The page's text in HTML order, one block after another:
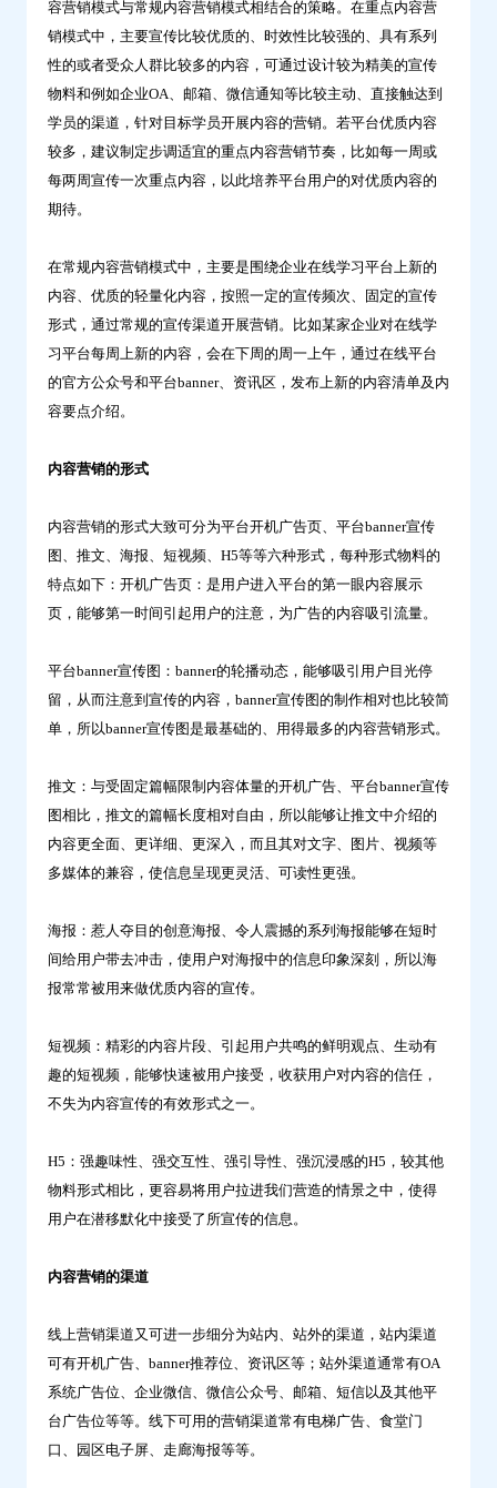
容营销模式与常规内容营销模式相结合的策略。在重点内容营
销模式中，主要宣传比较优质的、时效性比较强的、具有系列
性的或者受众人群比较多的内容，可通过设计较为精美的宣传
物料和例如企业OA、邮箱、微信通知等比较主动、直接触达到
学员的渠道，针对目标学员开展内容的营销。若平台优质内容
较多，建议制定步调适宜的重点内容营销节奏，比如每一周或
每两周宣传一次重点内容，以此培养平台用户的对优质内容的
期待。
在常规内容营销模式中，主要是围绕企业在线学习平台上新的
内容、优质的轻量化内容，按照一定的宣传频次、固定的宣传
形式，通过常规的宣传渠道开展营销。比如某家企业对在线学
习平台每周上新的内容，会在下周的周一上午，通过在线平台
的官方公众号和平台banner、资讯区，发布上新的内容清单及内
容要点介绍。
内容营销的形式
内容营销的形式大致可分为平台开机广告页、平台banner宣传
图、推文、海报、短视频、H5等等六种形式，每种形式物料的
特点如下：开机广告页：是用户进入平台的第一眼内容展示
页，能够第一时间引起用户的注意，为广告的内容吸引流量。
平台banner宣传图：banner的轮播动态，能够吸引用户目光停
留，从而注意到宣传的内容，banner宣传图的制作相对也比较简
单，所以banner宣传图是最基础的、用得最多的内容营销形式。
推文：与受固定篇幅限制内容体量的开机广告、平台banner宣传
图相比，推文的篇幅长度相对自由，所以能够让推文中介绍的
内容更全面、更详细、更深入，而且其对文字、图片、视频等
多媒体的兼容，使信息呈现更灵活、可读性更强。
海报：惹人夺目的创意海报、令人震撼的系列海报能够在短时
间给用户带去冲击，使用户对海报中的信息印象深刻，所以海
报常常被用来做优质内容的宣传。
短视频：精彩的内容片段、引起用户共鸣的鲜明观点、生动有
趣的短视频，能够快速被用户接受，收获用户对内容的信任，
不失为内容宣传的有效形式之一。
H5：强趣味性、强交互性、强引导性、强沉浸感的H5，较其他
物料形式相比，更容易将用户拉进我们营造的情景之中，使得
用户在潜移默化中接受了所宣传的信息。
内容营销的渠道
线上营销渠道又可进一步细分为站内、站外的渠道，站内渠道
可有开机广告、banner推荐位、资讯区等；站外渠道通常有OA
系统广告位、企业微信、微信公众号、邮箱、短信以及其他平
台广告位等等。线下可用的营销渠道常有电梯广告、食堂门
口、园区电子屏、走廊海报等等。